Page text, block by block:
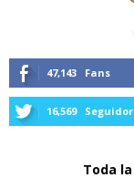
47,143 Fans
16,569
Toda